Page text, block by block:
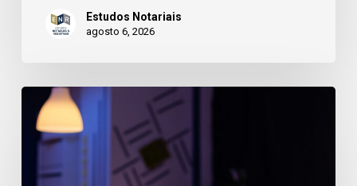
Estudos Notariais
agosto 6, 2026
CNIB
2.0:
que